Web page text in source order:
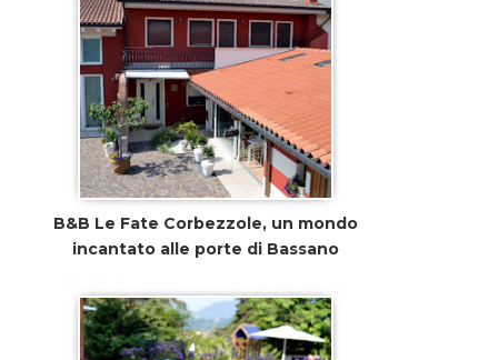
B&B Le Fate Corbezzole, un mondo
incantato alle porte di Bassano